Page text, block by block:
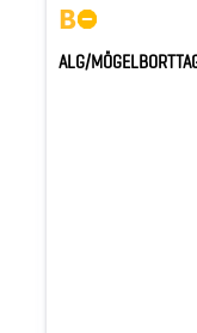
ALG/